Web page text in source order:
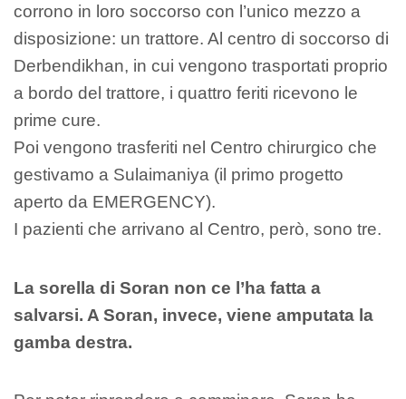
corrono in loro soccorso con l’unico mezzo a
disposizione: un trattore. Al centro di soccorso di
Derbendikhan, in cui vengono trasportati proprio
a bordo del trattore, i quattro feriti ricevono le
prime cure.
Poi vengono trasferiti nel Centro chirurgico che
gestivamo a Sulaimaniya (il primo progetto
aperto da EMERGENCY).
I pazienti che arrivano al Centro, però, sono tre.
La sorella di Soran non ce l’ha fatta a
salvarsi. A Soran, invece, viene amputata la
gamba destra.